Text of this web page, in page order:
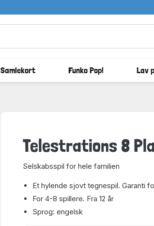
Samlekort Funko Pop! Lav
Telestrations 8
Selskabsspil for hele familien
Et hylende sjovt tegnespil. Garanti
For 4-8 spillere. Fra 12 år
Sprog: engelsk